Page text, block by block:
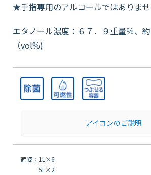
★手指専用のアルコールではありませ
エタノール濃度：６７．９重量％、
（vol%)
アイコンのご説明
荷姿：1L×6
5L×2